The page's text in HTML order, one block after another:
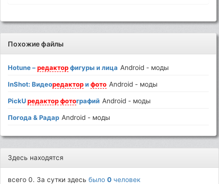
Похожие файлы
Hotune –редакторфигуры и лица Android - моды
InShot: Видеоредакторифото Android - моды
PickUредактор фотографий Android - моды
Погода & Радар Android - моды
Здесь находятся
всего 0. За сутки здесьбыло0 человек